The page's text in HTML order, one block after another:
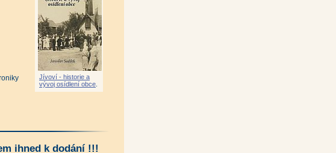
Jívoví - historie a
vývoj osídlení obce
ihned k dodání !!!